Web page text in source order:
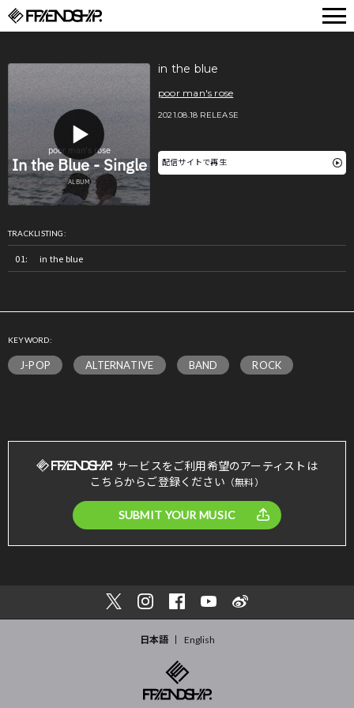
in the blue
poor man's rose
2021.08.18 RELEASE
配信サイトで再生
TRACKLISTING:
in the blue
KEYWORD:
J-POP ALTERNATIVE BAND ROCK
サービスをご利用希望のアーティストは
こちらからご登録ください （無料）
SUBMIT YOUR MUSIC
日本語 English